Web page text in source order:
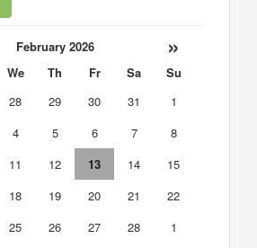
February 2026 »
We Th Fr Sa
Su
28 29 30 31
1
4 5 6 7
8
11 12 13 14
15
18 19 20 21
22
25 26 27 28
1